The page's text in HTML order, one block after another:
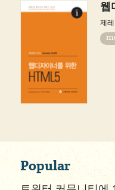
웹
제
Popular